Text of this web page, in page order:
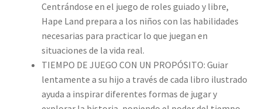
Centrándose en el juego de roles guiado y libre,
Hape Land prepara a los niños con las habilidades
necesarias para practicar lo que juegan en
situaciones de la vida real.
TIEMPO DE JUEGO CON UN PROPÓSITO: Guiar
lentamente a su hijo a través de cada libro ilustrado
ayuda a inspirar diferentes formas de jugar y